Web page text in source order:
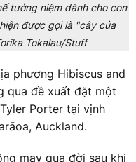
tưởng niệm dành cho con
được gọi là "cây của
Tokalau/Stuff
phương Hibiscus and
qua đề xuất đặt một
Porter tại vịnh
Auckland.
may qua đời sau khi